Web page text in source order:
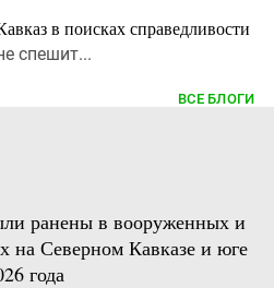
в поисках справедливости
спешит...
ВСЕ БЛОГИ
ранены в вооруженных и
на Северном Кавказе и юге
года